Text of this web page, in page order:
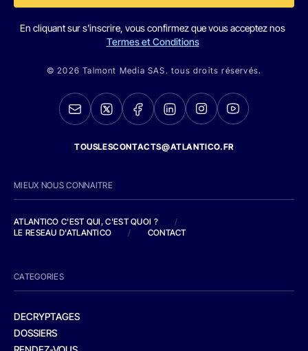
En cliquant sur s'inscrire, vous confirmez que vous acceptez nos
Termes et Conditions
© 2026 Talmont Media SAS. tous droits réservés.
TOUSLESCONTACTS@ATLANTICO.FR
MIEUX NOUS CONNAITRE
ATLANTICO C'EST QUI, C'EST QUOI ?
/
LE RESEAU D'ATLANTICO
/ CONTACT
CATEGORIES
DECRYPTAGES
DOSSIERS